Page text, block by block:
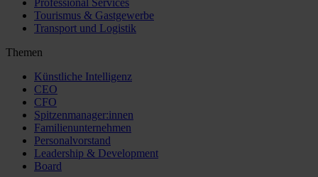
Professional Services
Tourismus & Gastgewerbe
Transport und Logistik
Themen
Künstliche Intelligenz
CEO
CFO
Spitzenmanager:innen
Familienunternehmen
Personalvorstand
Leadership & Development
Board